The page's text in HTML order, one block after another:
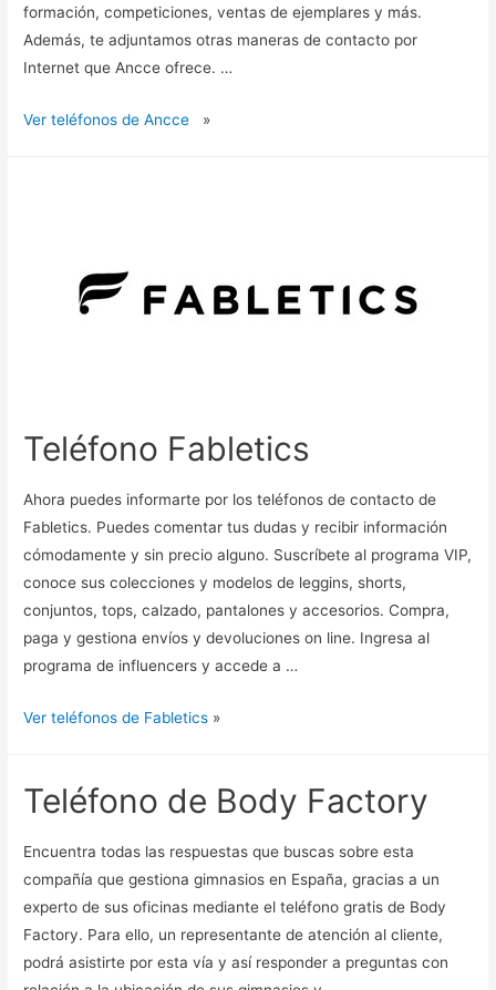
formación, competiciones, ventas de ejemplares y más.
Además, te adjuntamos otras maneras de contacto por
Internet que Ancce ofrece. …
Ver teléfonos de Ancce »
Teléfono Fabletics
Ahora puedes informarte por los teléfonos de contacto de
Fabletics. Puedes comentar tus dudas y recibir información
cómodamente y sin precio alguno. Suscríbete al programa VIP,
conoce sus colecciones y modelos de leggins, shorts,
conjuntos, tops, calzado, pantalones y accesorios. Compra,
paga y gestiona envíos y devoluciones on line. Ingresa al
programa de influencers y accede a …
Ver teléfonos de Fabletics »
Teléfono de Body Factory
Encuentra todas las respuestas que buscas sobre esta
compañía que gestiona gimnasios en España, gracias a un
experto de sus oficinas mediante el teléfono gratis de Body
Factory. Para ello, un representante de atención al cliente,
podrá asistirte por esta vía y así responder a preguntas con